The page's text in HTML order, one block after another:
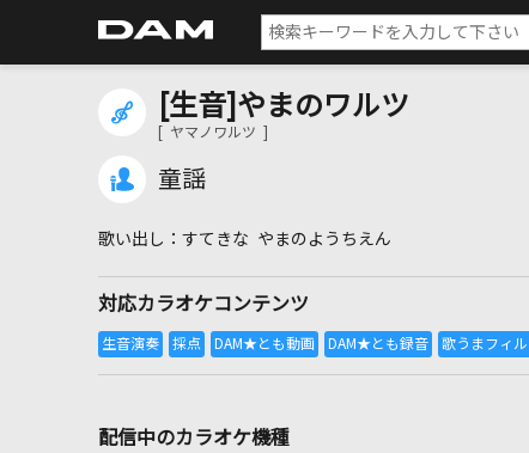
[生音]やまのワルツ
[ ヤマノワルツ ]
童謡
すてきな やまのようちえん
対応カラオケコンテンツ
配信中のカラオケ機種